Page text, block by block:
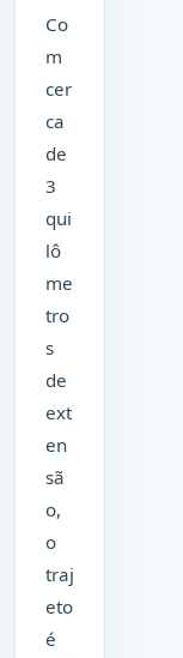
Co
m
cer
ca
de
3
qui
lô
me
tro
s
de
ext
en
sã
o,
o
traj
eto
é